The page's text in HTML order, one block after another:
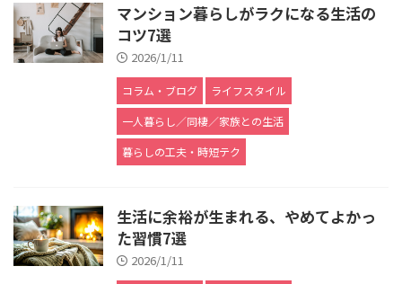
マンション暮らしがラクになる生活の
コツ7選
2026/1/11
コラム・ブログ
ライフスタイル
一人暮らし／同棲／家族との生活
暮らしの工夫・時短テク
生活に余裕が生まれる、やめてよかっ
た習慣7選
2026/1/11